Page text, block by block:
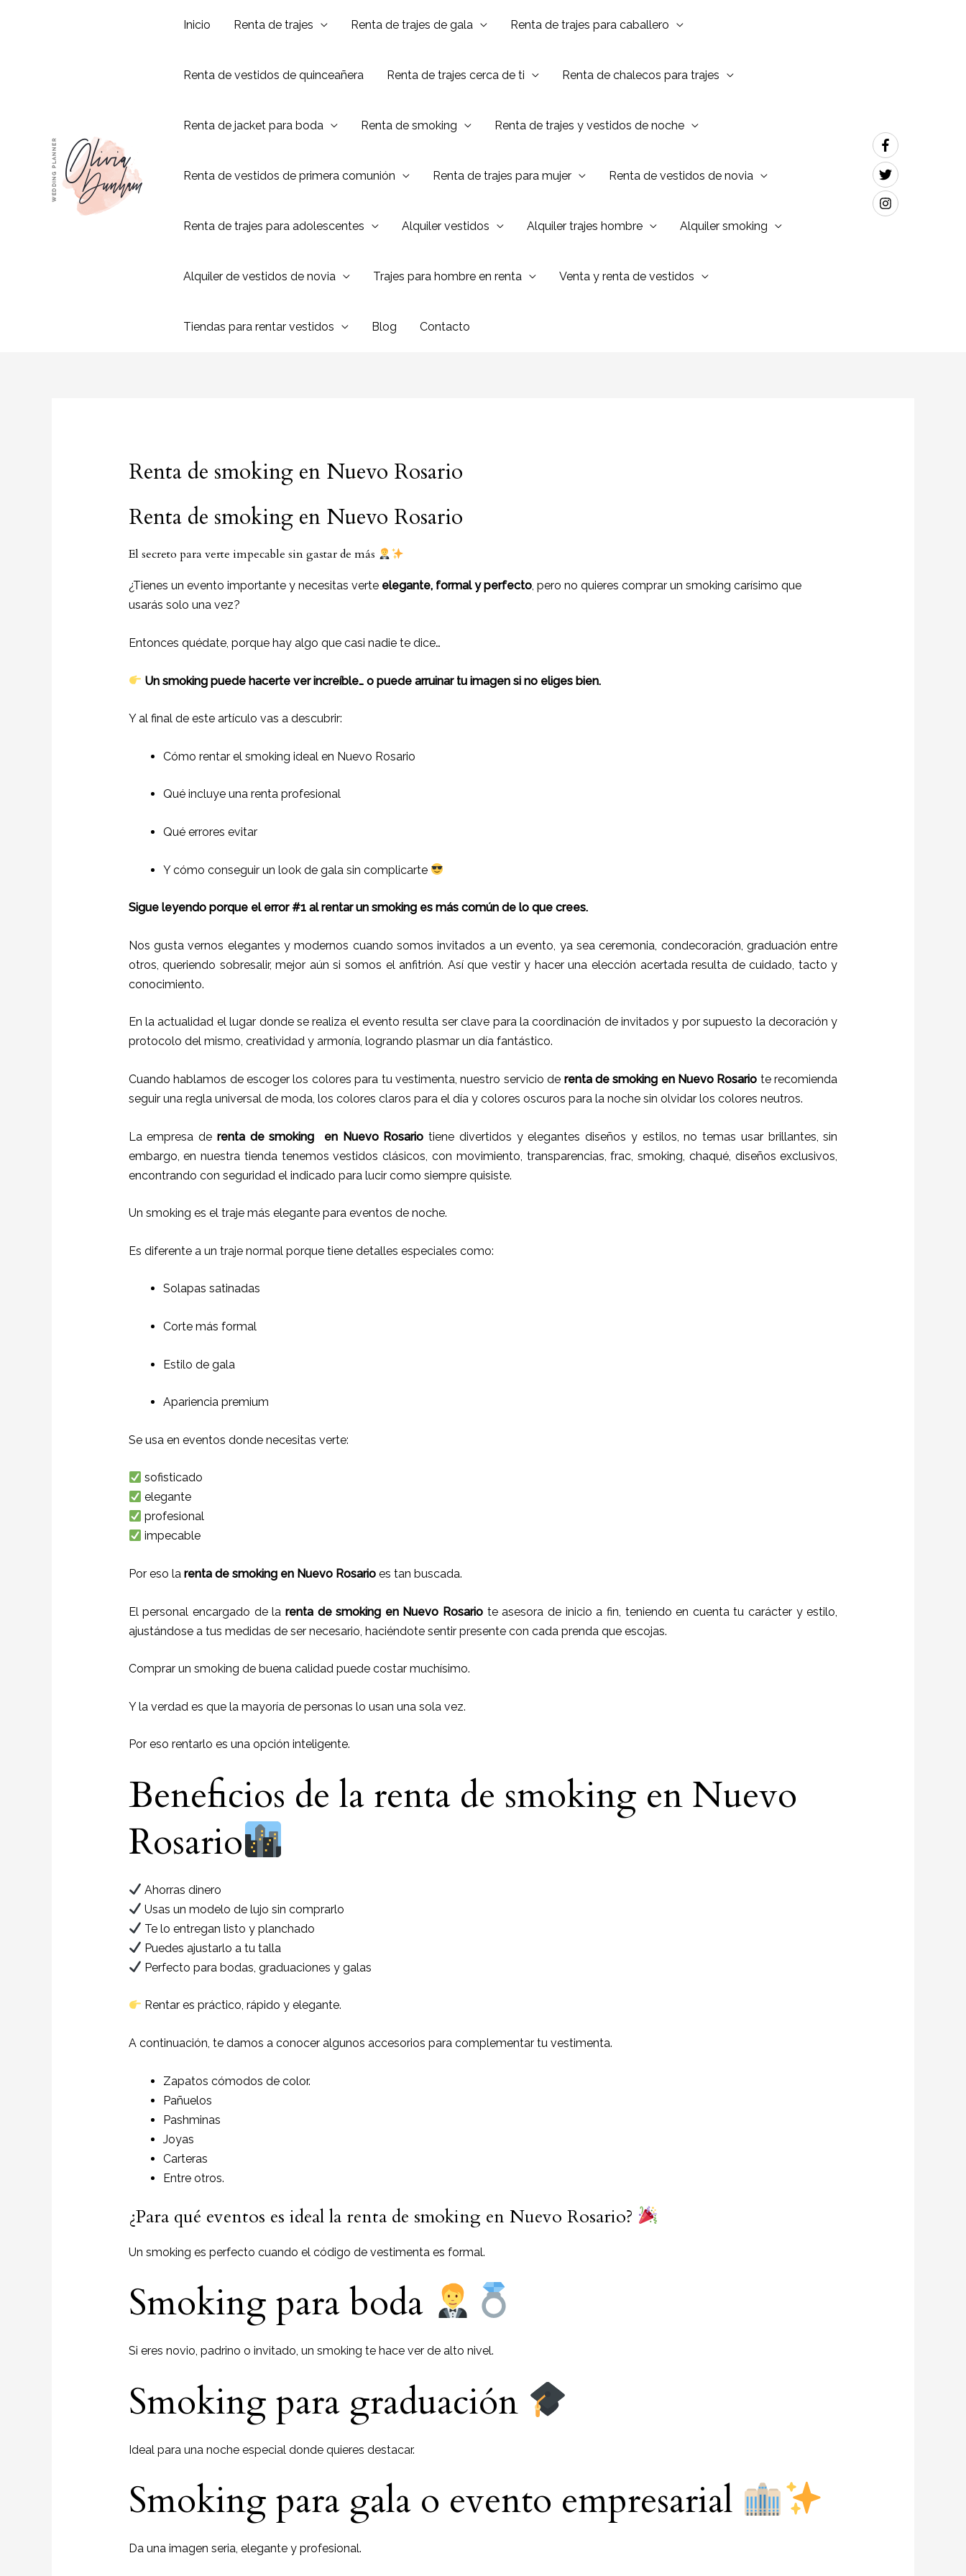
Inicio Renta de trajes Renta de trajes de gala Renta de trajes para caballero
Renta de vestidos de quinceañera Renta de trajes cerca de ti Renta de chalecos para trajes
Renta de jacket para boda Renta de smoking Renta de trajes y vestidos de noche
Renta de vestidos de primera comunión Renta de trajes para mujer Renta de vestidos de novia
Renta de trajes para adolescentes Alquiler vestidos Alquiler trajes hombre Alquiler smoking
Alquiler de vestidos de novia Trajes para hombre en renta Venta y renta de vestidos
Tiendas para rentar vestidos Blog Contacto
Renta de smoking en Nuevo Rosario
Renta de smoking en Nuevo Rosario
El secreto para verte impecable sin gastar de más
¿Tienes un evento importante y necesitas verte elegante, formal y perfecto, pero no quieres comprar un smoking carísimo que
usarás solo una vez?
Entonces quédate, porque hay algo que casi nadie te dice…
Un smoking puede hacerte ver increíble… o puede arruinar tu imagen si no eliges bien.
Y al final de este artículo vas a descubrir:
Cómo rentar el smoking ideal en Nuevo Rosario
Qué incluye una renta profesional
Qué errores evitar
Y cómo conseguir un look de gala sin complicarte
Sigue leyendo porque el error #1 al rentar un smoking es más común de lo que crees.
Nos gusta vernos elegantes y modernos cuando somos invitados a un evento, ya sea ceremonia, condecoración, graduación entre
otros, queriendo sobresalir, mejor aún si somos el anfitrión. Así que vestir y hacer una elección acertada resulta de cuidado, tacto y
conocimiento.
En la actualidad el lugar donde se realiza el evento resulta ser clave para la coordinación de invitados y por supuesto la decoración y
protocolo del mismo, creatividad y armonía, logrando plasmar un día fantástico.
Cuando hablamos de escoger los colores para tu vestimenta, nuestro servicio de renta de smoking en Nuevo Rosario te recomienda
seguir una regla universal de moda, los colores claros para el día y colores oscuros para la noche sin olvidar los colores neutros.
La empresa de renta de smoking en Nuevo Rosario tiene divertidos y elegantes diseños y estilos, no temas usar brillantes, sin
embargo, en nuestra tienda tenemos vestidos clásicos, con movimiento, transparencias, frac, smoking, chaqué, diseños exclusivos,
encontrando con seguridad el indicado para lucir como siempre quisiste.
Un smoking es el traje más elegante para eventos de noche.
Es diferente a un traje normal porque tiene detalles especiales como:
Solapas satinadas
Corte más formal
Estilo de gala
Apariencia premium
Se usa en eventos donde necesitas verte:
sofisticado
elegante
profesional
impecable
Por eso la renta de smoking en Nuevo Rosario es tan buscada.
El personal encargado de la renta de smoking en Nuevo Rosario te asesora de inicio a fin, teniendo en cuenta tu carácter y estilo,
ajustándose a tus medidas de ser necesario, haciéndote sentir presente con cada prenda que escojas.
Comprar un smoking de buena calidad puede costar muchísimo.
Y la verdad es que la mayoría de personas lo usan una sola vez.
Por eso rentarlo es una opción inteligente.
Beneficios de la renta de smoking en Nuevo
Rosario
Ahorras dinero
Usas un modelo de lujo sin comprarlo
Te lo entregan listo y planchado
Puedes ajustarlo a tu talla
Perfecto para bodas, graduaciones y galas
Rentar es práctico, rápido y elegante.
A continuación, te damos a conocer algunos accesorios para complementar tu vestimenta.
Zapatos cómodos de color.
Pañuelos
Pashminas
Joyas
Carteras
Entre otros.
¿Para qué eventos es ideal la renta de smoking en Nuevo Rosario?
Un smoking es perfecto cuando el código de vestimenta es formal.
Smoking para boda
Si eres novio, padrino o invitado, un smoking te hace ver de alto nivel.
Smoking para graduación
Ideal para una noche especial donde quieres destacar.
Smoking para gala o evento empresarial
Da una imagen seria, elegante y profesional.